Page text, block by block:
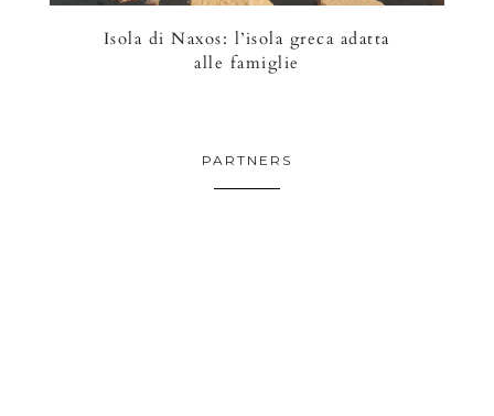
Isola di Naxos: l’isola greca adatta
alle famiglie
PARTNERS